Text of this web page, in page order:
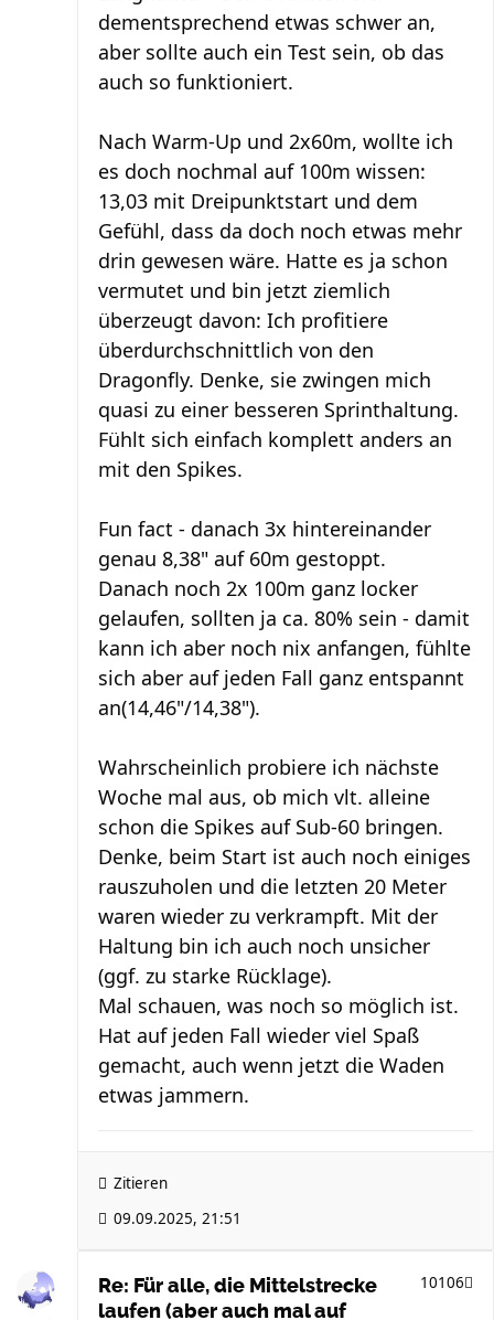
dementsprechend etwas schwer an,
aber sollte auch ein Test sein, ob das
auch so funktioniert.
Nach Warm-Up und 2x60m, wollte ich
es doch nochmal auf 100m wissen:
13,03 mit Dreipunktstart und dem
Gefühl, dass da doch noch etwas mehr
drin gewesen wäre. Hatte es ja schon
vermutet und bin jetzt ziemlich
überzeugt davon: Ich profitiere
überdurchschnittlich von den
Dragonfly. Denke, sie zwingen mich
quasi zu einer besseren Sprinthaltung.
Fühlt sich einfach komplett anders an
mit den Spikes.
Fun fact - danach 3x hintereinander
genau 8,38" auf 60m gestoppt.
Danach noch 2x 100m ganz locker
gelaufen, sollten ja ca. 80% sein - damit
kann ich aber noch nix anfangen, fühlte
sich aber auf jeden Fall ganz entspannt
an(14,46"/14,38").
Wahrscheinlich probiere ich nächste
Woche mal aus, ob mich vlt. alleine
schon die Spikes auf Sub-60 bringen.
Denke, beim Start ist auch noch einiges
rauszuholen und die letzten 20 Meter
waren wieder zu verkrampft. Mit der
Haltung bin ich auch noch unsicher
(ggf. zu starke Rücklage).
Mal schauen, was noch so möglich ist.
Hat auf jeden Fall wieder viel Spaß
gemacht, auch wenn jetzt die Waden
etwas jammern.
Zitieren
09.09.2025, 21:51
Re: Für alle, die Mittelstrecke
laufen (aber auch mal auf
10106